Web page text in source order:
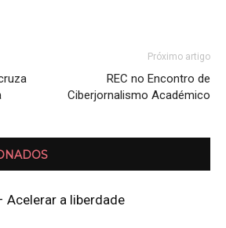
Próximo artigo
REC no Encontro de
Ciberjornalismo Académico
Acelerar a liberdade